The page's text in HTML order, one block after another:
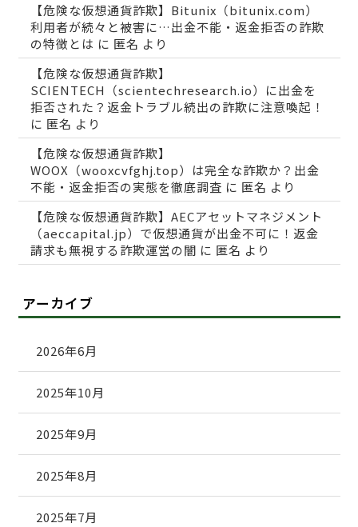
【危険な仮想通貨詐欺】Bitunix（bitunix.com）
利用者が続々と被害に…出金不能・返金拒否の詐欺
の特徴とは に 匿名 より
【危険な仮想通貨詐欺】
SCIENTECH（scientechresearch.io）に出金を
拒否された？返金トラブル続出の詐欺に注意喚起！
に 匿名 より
【危険な仮想通貨詐欺】
WOOX（wooxcvfghj.top）は完全な詐欺か？出金
不能・返金拒否の実態を徹底調査 に 匿名 より
【危険な仮想通貨詐欺】AECアセットマネジメント
（aeccapital.jp）で仮想通貨が出金不可に！返金
請求も無視する詐欺運営の闇 に 匿名 より
アーカイブ
2026年6月
2025年10月
2025年9月
2025年8月
2025年7月